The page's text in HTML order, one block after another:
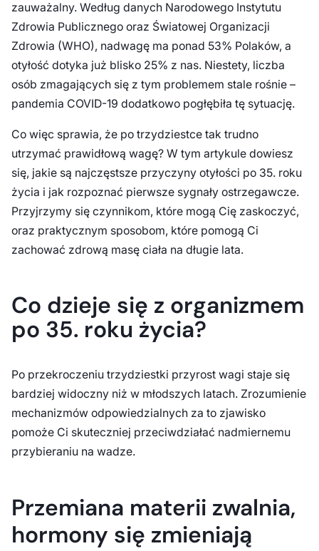
zauważalny. Według danych Narodowego Instytutu
Zdrowia Publicznego oraz Światowej Organizacji
Zdrowia (WHO), nadwagę ma ponad 53% Polaków, a
otyłość dotyka już blisko 25% z nas. Niestety, liczba
osób zmagających się z tym problemem stale rośnie –
pandemia COVID-19 dodatkowo pogłębiła tę sytuację.
Co więc sprawia, że po trzydziestce tak trudno
utrzymać prawidłową wagę? W tym artykule dowiesz
się, jakie są najczęstsze przyczyny otyłości po 35. roku
życia i jak rozpoznać pierwsze sygnały ostrzegawcze.
Przyjrzymy się czynnikom, które mogą Cię zaskoczyć,
oraz praktycznym sposobom, które pomogą Ci
zachować zdrową masę ciała na długie lata.
Co dzieje się z organizmem
po 35. roku życia?
Po przekroczeniu trzydziestki przyrost wagi staje się
bardziej widoczny niż w młodszych latach. Zrozumienie
mechanizmów odpowiedzialnych za to zjawisko
pomoże Ci skuteczniej przeciwdziałać nadmiernemu
przybieraniu na wadze.
Przemiana materii zwalnia,
hormony się zmieniają